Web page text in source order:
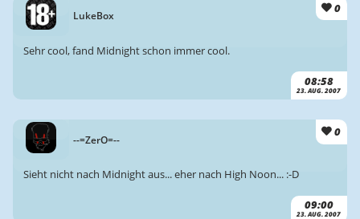
LukeBox
0
08:58
23. AUG. 2007
Sehr cool, fand Midnight schon immer cool.
--=ZerO=--
0
09:00
23. AUG. 2007
Sieht nicht nach Midnight aus... eher nach High Noon... :-D